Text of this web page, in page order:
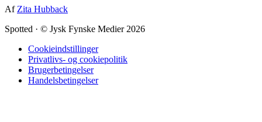
Af Zita Hubback
Spotted · © Jysk Fynske Medier 2026
Cookieindstillinger
Privatlivs- og cookiepolitik
Brugerbetingelser
Handelsbetingelser